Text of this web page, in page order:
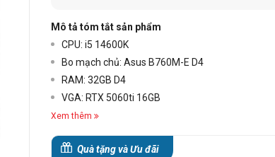
Mô tả tóm tắt sản phẩm
CPU: i5 14600K
Bo mạch chủ: Asus B760M-E D4
RAM: 32GB D4
VGA: RTX 5060ti 16GB
Xem thêm
Quà tặng và Ưu đãi